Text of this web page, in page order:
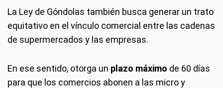
La Ley de Góndolas también busca generar un trato
equitativo en el vínculo comercial entre las cadenas
de supermercados y las empresas.
En ese sentido, otorga un plazo máximo de 60 días
para que los comercios abonen a las micro y